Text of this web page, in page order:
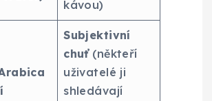
kávou)
Subjektivní
chuť(někteří
uživatelé ji
shledávají